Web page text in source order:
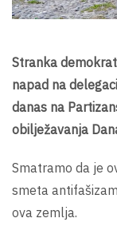
Stranka
napad na
danas na
obilježavanja
Smatramo da je
smeta
ova zemlja.